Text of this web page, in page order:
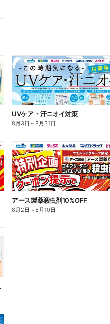
UVケア・汗ニオイ対策
8月3日 ～8月31日
アース製薬殺虫剤10%OFF
8月2日 ～8月10日
リフード